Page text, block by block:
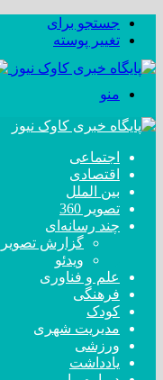
جستجو برای
تغییر پوسته
منو
اجتماعی
اقتصادی
بین الملل
تصویر 360
چند رسانه‌ای
گزارش
ویدئو
علم و فناوری
فرهنگی
کودک
مدیریت شهری
ورزشی
یادداشت